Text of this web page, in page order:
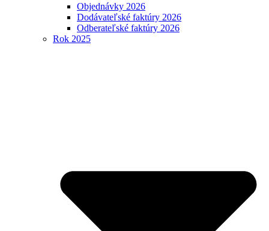
Objednávky 2026
Dodávateľské faktúry 2026
Odberateľské faktúry 2026
Rok 2025